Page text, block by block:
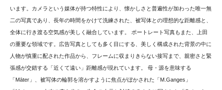
います。カメラという媒体が持つ特性により、懐かしさと普遍性が加わった唯一無
二の写真であり、長年の時間をかけて洗練された、被写体との理想的な距離感と、
全体に行き渡る空気感が美しく融合しています。 ポートレート写真もまた、上田
の重要な領域です。広告写真としても多く目にする、美しく構成された背景の中に
人物が慎重に配された作品から、フレームに収まりきらない接写まで、親密さと緊
張感が交錯する「近くて遠い」距離感が現れています。 母・源を意味する
「Māter」、被写体の輪郭を溶かすように焦点がぼかされた「M.Ganges」